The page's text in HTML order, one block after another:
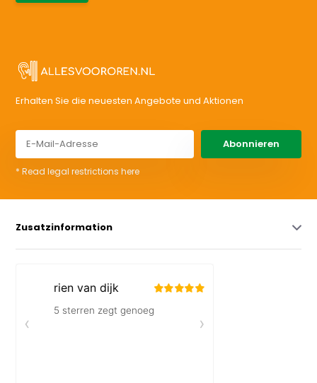
Erhalten Sie die neuesten Angebote und Aktionen
Abonnieren
* Read legal restrictions here
Zusatzinformation